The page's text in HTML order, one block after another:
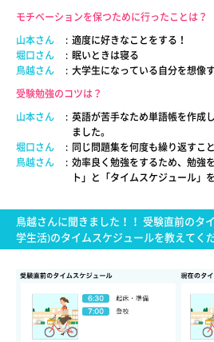
モチベーションを保つために行ったことは？
山本さん
: 適度に好きなことをする！
堀口さん
: 眠いときは寝る
鳥越さん
: 大学生になっている自分を想像
受験勉強のコツは？
山本さん
: 英語が苦手なため単語帳を作成
ました。
堀口さん
: 同じ問題集を何度も繰り返すこ
鳥越さん
: 効率良く勉強をするため、勉強
ト」と「タイムスケジュール」
鳥越さんに聞きました！！ 受験直前のタ
学生活)のタイムスケジュールを教えてくだ